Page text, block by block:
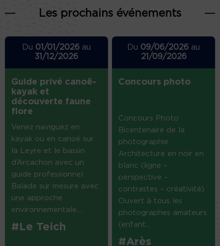
Les prochains événements
Du 01/01/2026au
31/12/2026
Guide privé canoë-
kayak et
découverte faune
flore
Venez naviguez en
kayak ou en canoë sur
la Leyre et le bassin
d’Arcachon avec un
guide professionnel.
Balade sur mesure avec
une approche
environnementale....
#Le Teich
Du 09/06/2026 au
21/09/2026
Concours photo
Concours Photo
Bicentenaire de la
photographie
Architecture en noir en
blanc (ligne –
perspective –
contrastes – créativité)
Ouvert à tous les
photographes amateurs
(enfant...
#Arès